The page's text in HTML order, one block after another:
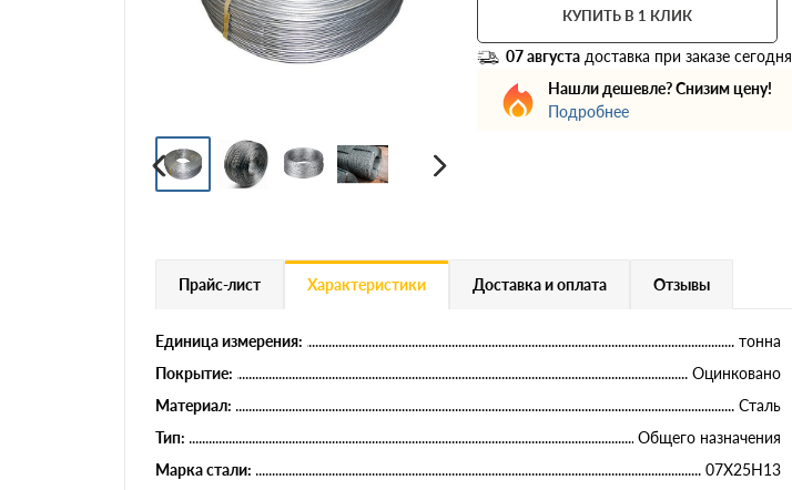
Профнастил
Евроштакетник
Цветной металлопрокат
10
14
16
КУПИТЬ В 1 КЛИК
07 августа доставка при заказе сегодня
Нашли дешевле? Снизим цену!
Подробнее
Прайс-лист Характеристики Доставка и оплата Отзывы
Единица измерения:
тонна
Покрытие:
Оцинковано
Материал:
Сталь
Тип:
Общего назначения
Марка стали:
07Х25Н13